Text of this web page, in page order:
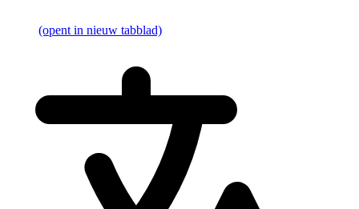
(opent in nieuw tabblad)